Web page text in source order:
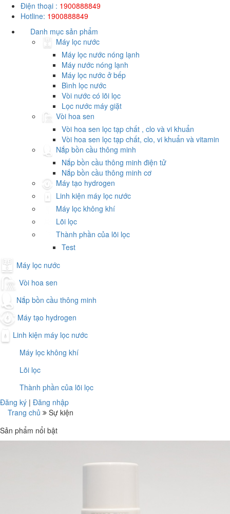
Điện thoại : 1900888849
Hotline: 1900888849
Danh mục sản phẩm
Máy lọc nước
Máy lọc nước nóng lạnh
Máy nước nóng lạnh
Máy lọc nước ở bếp
Bình lọc nước
Vòi nước có lõi lọc
Lọc nước máy giặt
Vòi hoa sen
Vòi hoa sen lọc tạp chất , clo và vi khuẩn
Vòi hoa sen lọc tạp chất, clo, vi khuẩn và vitamin
Nắp bồn cầu thông minh
Nắp bồn cầu thông minh điện tử
Nắp bồn cầu thông minh cơ
Máy tạo hydrogen
Linh kiện máy lọc nước
Máy lọc không khí
Lõi lọc
Thành phần của lõi lọc
Test
Máy lọc nước
Vòi hoa sen
Nắp bồn cầu thông minh
Máy tạo hydrogen
Linh kiện máy lọc nước
Máy lọc không khí
Lõi lọc
Thành phần của lõi lọc
Đăng ký | Đăng nhập
Trang chủ
Sự kiện
Sản phẩm nổi bật